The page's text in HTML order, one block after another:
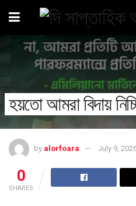
হয়তো আমরা বিদায়
by alorfoara July 9,
0
SHARES